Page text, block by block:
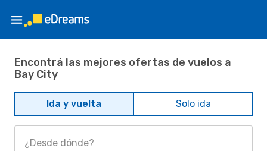
Encontrá las mejores ofertas de vuelos a
Bay City
Ida y vuelta Solo ida
¿Desde dónde?